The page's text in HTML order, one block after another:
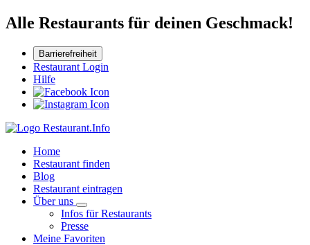
Alle Restaurants für deinen Geschmack!
Barrierefreiheit
Restaurant Login
Hilfe
Home
Restaurant finden
Blog
Restaurant eintragen
Über uns
Infos für Restaurants
Presse
Meine Favoriten